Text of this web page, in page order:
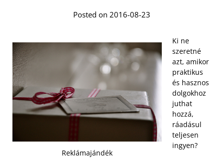
Posted on 2016-08-23
Reklámajándék
Ki ne
szeretné
azt, amikor
praktikus
és hasznos
dolgokhoz
juthat
hozzá,
ráadásul
teljesen
ingyen?